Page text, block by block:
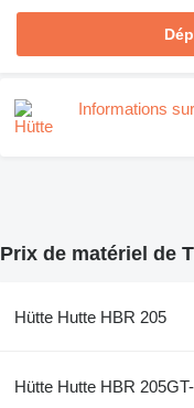
Informations
Prix de matériel de
Hütte Hutte HBR 205
Hütte Hutte HBR